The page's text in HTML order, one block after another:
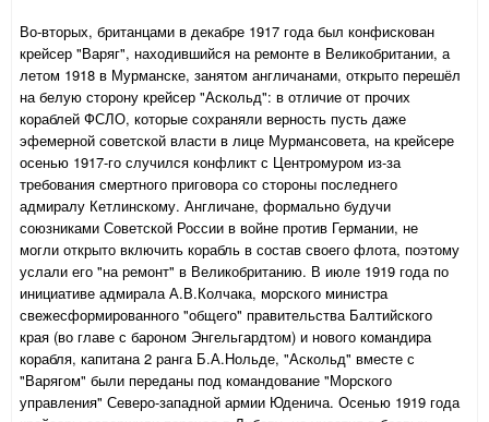
Во-вторых, британцами в декабре 1917 года был конфискован
крейсер "Варяг", находившийся на ремонте в Великобритании, а
летом 1918 в Мурманске, занятом англичанами, открыто перешёл
на белую сторону крейсер "Аскольд": в отличие от прочих
кораблей ФСЛО, которые сохраняли верность пусть даже
эфемерной советской власти в лице Мурмансовета, на крейсере
осенью 1917-го случился конфликт с Центромуром из-за
требования смертного приговора со стороны последнего
адмиралу Кетлинскому. Англичане, формально будучи
союзниками Советской России в войне против Германии, не
могли открыто включить корабль в состав своего флота, поэтому
услали его "на ремонт" в Великобританию. В июле 1919 года по
инициативе адмирала А.В.Колчака, морского министра
свежесформированного "общего" правительства Балтийского
края (во главе с бароном Энгельгардтом) и нового командира
корабля, капитана 2 ранга Б.А.Нольде, "Аскольд" вместе с
"Варягом" были переданы под командование "Морского
управления" Северо-западной армии Юденича. Осенью 1919 года